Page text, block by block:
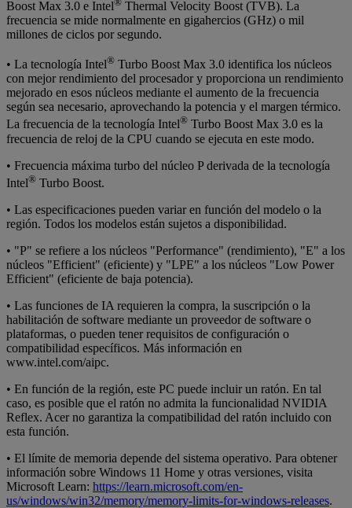
Boost Max 3.0 e Intel
Thermal Velocity Boost (TVB). La
frecuencia se mide normalmente en gigahercios (GHz) o mil
millones de ciclos por segundo.
• La tecnología Intel® Turbo Boost Max 3.0 identifica los núcleos
con mejor rendimiento del procesador y proporciona un rendimiento
mejorado en esos núcleos mediante el aumento de la frecuencia
según sea necesario, aprovechando la potencia y el margen térmico.
La frecuencia de la tecnología Intel® Turbo Boost Max 3.0 es la
frecuencia de reloj de la CPU cuando se ejecuta en este modo.
• Frecuencia máxima turbo del núcleo P derivada de la tecnología
Intel® Turbo Boost.
• Las especificaciones pueden variar en función del modelo o la
región. Todos los modelos están sujetos a disponibilidad.
• "P" se refiere a los núcleos "Performance" (rendimiento), "E" a los
núcleos "Efficient" (eficiente) y "LPE" a los núcleos "Low Power
Efficient" (eficiente de baja potencia).
• Las funciones de IA requieren la compra, la suscripción o la
habilitación de software mediante un proveedor de software o
plataformas, o pueden tener requisitos de configuración o
compatibilidad específicos. Más información en
www.intel.com/aipc.
• En función de la región, este PC puede incluir un ratón. En tal
caso, es posible que el ratón no admita la funcionalidad NVIDIA
Reflex. Acer no garantiza la compatibilidad del ratón incluido con
esta función.
• El límite de memoria depende del sistema operativo. Para obtener
información sobre Windows 11 Home y otras versiones, visita
Microsoft Learn: https://learn.microsoft.com/en-
us/windows/win32/memory/memory-limits-for-windows-releases.